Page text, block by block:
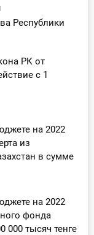
Республики
РК от
с 1
на 2022
из
в сумме
на 2022
фонда
000 тысяч тенге